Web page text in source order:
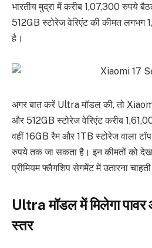
भारतीय मुद्रा में करीब 1,07,300 रुपये
512GB स्टोरेज वेरिएंट की कीमत
है।
अगर बात करें Ultra मॉडल की, तो
और 512GB स्टोरेज वेरिएंट करीब
वहीं 16GB रैम और 1TB स्टोरेज वाला
रुपये तक जा सकता है। इन कीमतों को
प्रीमियम फ्लैगशिप सेगमेंट में उतारना
Ultra मॉडल में मिलेगा पावर
स्तर